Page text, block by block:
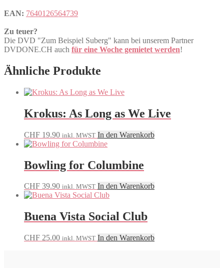
EAN: 7640126564739
Zu teuer?
Die DVD "Zum Beispiel Suberg" kann bei unserem Partner
DVDONE.CH auch für eine Woche gemietet werden!
Ähnliche Produkte
Krokus: As Long as We Live
CHF 19.90 inkl. MWST In den Warenkorb
Bowling for Columbine
CHF 39.90 inkl. MWST In den Warenkorb
Buena Vista Social Club
CHF 25.00 inkl. MWST In den Warenkorb